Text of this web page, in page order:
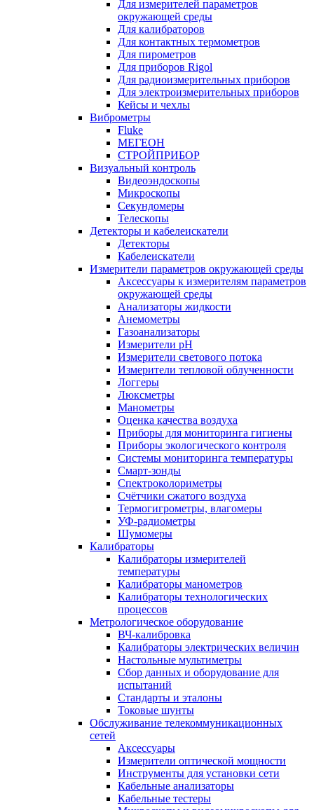
Для измерителей параметров
окружающей среды
Для калибраторов
Для контактных термометров
Для пирометров
Для приборов Rigol
Для радиоизмерительных приборов
Для электроизмерительных приборов
Кейсы и чехлы
Виброметры
Fluke
МЕГЕОН
СТРОЙПРИБОР
Визуальный контроль
Видеоэндоскопы
Микроскопы
Секундомеры
Телескопы
Детекторы и кабелеискатели
Детекторы
Кабелеискатели
Измерители параметров окружающей среды
Аксессуары к измерителям параметров
окружающей среды
Анализаторы жидкости
Анемометры
Газоанализаторы
Измерители pH
Измерители светового потока
Измерители тепловой облученности
Логгеры
Люксметры
Манометры
Оценка качества воздуха
Приборы для мониторинга гигиены
Приборы экологического контроля
Системы мониторинга температуры
Смарт-зонды
Спектроколориметры
Счётчики сжатого воздуха
Термогигрометры, влагомеры
УФ-радиометры
Шумомеры
Калибраторы
Калибраторы измерителей
температуры
Калибраторы манометров
Калибраторы технологических
процессов
Метрологическое оборудование
ВЧ-калибровка
Калибраторы электрических величин
Настольные мультиметры
Сбор данных и оборудование для
испытаний
Стандарты и эталоны
Токовые шунты
Обслуживание телекоммуникационных
сетей
Аксессуары
Измерители оптической мощности
Инструменты для установки сети
Кабельные анализаторы
Кабельные тестеры